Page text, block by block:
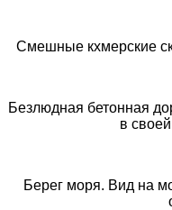
Смешные кхмерские
Безлюдная бетонная
в
Берег моря. Вид на